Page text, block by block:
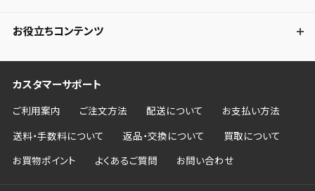
お役立ちコンテンツ
カスタマーサポート
ご利用案内 ご注文方法 配送について お支払い方法
送料・手数料について 返品・交換について 買取について
お買物ポイント よくあるご質問 お問い合わせ